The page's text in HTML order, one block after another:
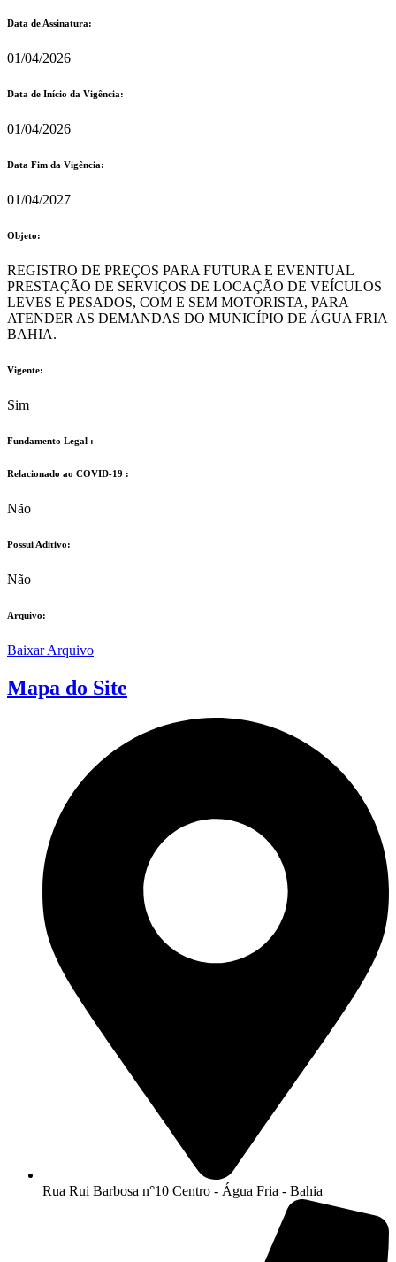
Data de Assinatura:
01/04/2026
Data de Início da Vigência:
01/04/2026
Data Fim da Vigência:
01/04/2027
Objeto:
REGISTRO DE PREÇOS PARA FUTURA E EVENTUAL
PRESTAÇÃO DE SERVIÇOS DE LOCAÇÃO DE VEÍCULOS
LEVES E PESADOS, COM E SEM MOTORISTA, PARA
ATENDER AS DEMANDAS DO MUNICÍPIO DE ÁGUA FRIA
BAHIA.
Vigente:
Sim
Fundamento Legal :​
Relacionado ao COVID-19 :​
Não
Possui Aditivo:​
Não
Arquivo:
Baixar Arquivo
Mapa do Site
Rua Rui Barbosa n°10 Centro - Água Fria - Bahia